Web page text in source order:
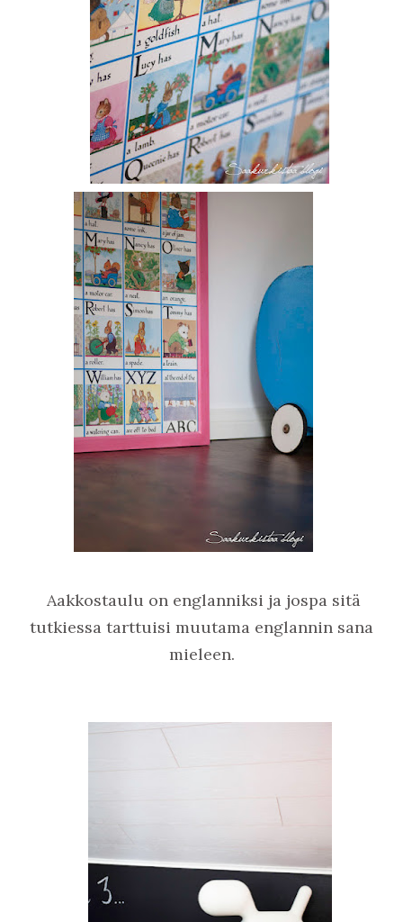
Aakkostaulu on englanniksi ja jospa sitä
tutkiessa tarttuisi muutama englannin sana
mieleen.